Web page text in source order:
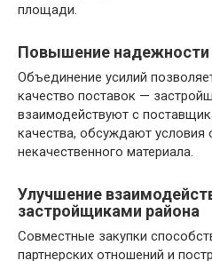
площади.
Повышение надежности
Объединение усилий
качество поставок —
взаимодействуют с
качества, обсуждают условия
некачественного материала.
Улучшение
застройщиками района
Совместные закупки
партнерских отношений и